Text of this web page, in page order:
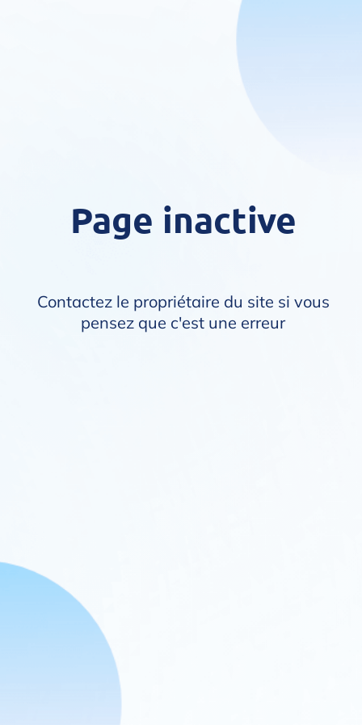
Page inactive
Contactez le propriétaire du site si vous
pensez que c'est une erreur